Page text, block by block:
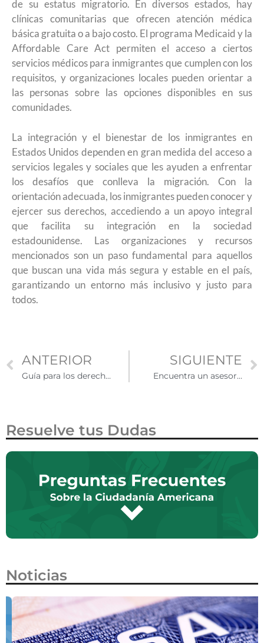
de su estatus migratorio. En diversos estados, hay
clínicas comunitarias que ofrecen atención médica
básica gratuita o a bajo costo. El programa Medicaid y la
Affordable Care Act permiten el acceso a ciertos
servicios médicos para inmigrantes que cumplen con los
requisitos, y organizaciones locales pueden orientar a
las personas sobre las opciones disponibles en sus
comunidades.
La integración y el bienestar de los inmigrantes en
Estados Unidos dependen en gran medida del acceso a
servicios legales y sociales que les ayuden a enfrentar
los desafíos que conlleva la migración. Con la
orientación adecuada, los inmigrantes pueden conocer y
ejercer sus derechos, accediendo a un apoyo integral
que facilita su integración en la sociedad
estadounidense. Las organizaciones y recursos
mencionados son un paso fundamental para aquellos
que buscan una vida más segura y estable en el país,
garantizando un entorno más inclusivo y justo para
todos.
ANTERIOR
Guía para los derechos laborales de los trabajadores en Estados Unidos durante la temporada de fiestas
SIGUIENTE
Encuentra un asesor de vivienda en Estados Unidos con esta herramienta
Resuelve tus Dudas
Noticias